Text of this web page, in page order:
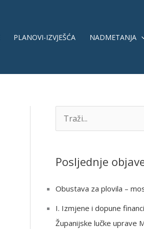
PLANOVI-IZVJEŠĆA NADMETANJA
r
c
f
Posljednje
Obustava za plovila –
I. Izmjene i dopune
Županijske lučke uprave